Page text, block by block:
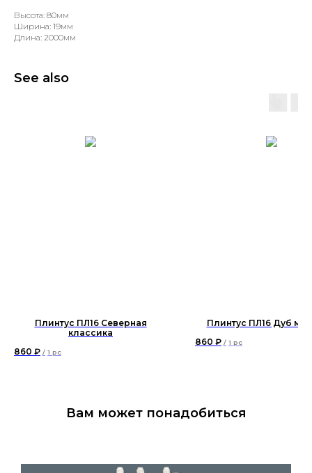
Высота: 80мм
Ширина: 19мм
Длина: 2000мм
See also
Плинтус ПЛ16 Северная
классика
860 ₽ / 1 pc
Плинтус ПЛ16 Дуб
860 ₽ / 1 pc
Вам может понадобиться